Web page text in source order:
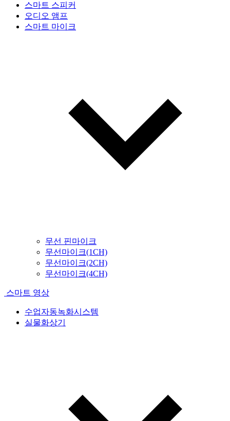
스마트 스피커
오디오 앰프
스마트 마이크
무선 핀마이크
무선마이크(1CH)
무선마이크(2CH)
무선마이크(4CH)
스마트 영상
수업자동녹화시스템
실물화상기